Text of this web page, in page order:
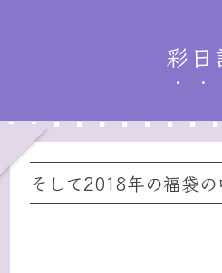
彩日
そして2018年の福袋の